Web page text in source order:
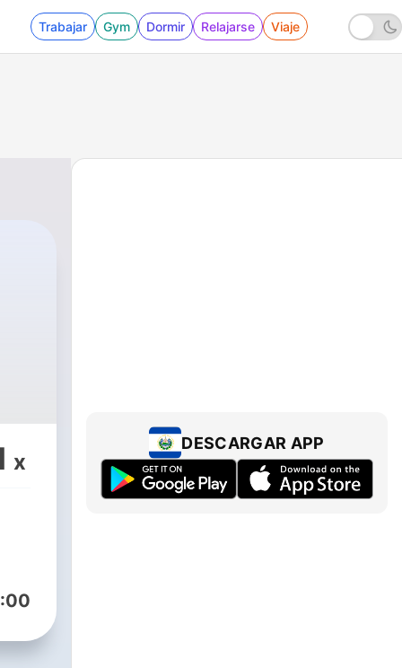
Trabajar Gym Dormir Relajarse Viaje
x
DESCARGAR APP